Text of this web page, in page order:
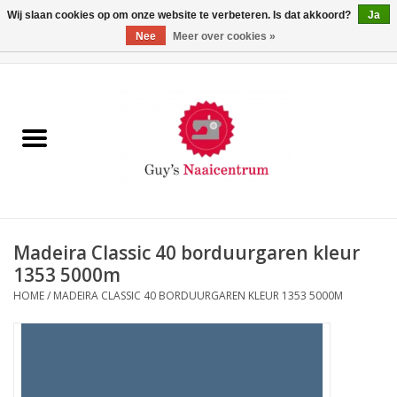
Machines
Paspoppen
Madeira Classic 40 borduurgaren kleur
1353 5000m
HOME/ MADEIRA CLASSIC 40 BORDUURGAREN KLEUR 1353 5000M
Wij slaan cookies op om onze website te verbeteren. Is dat akkoord?
Ja
Nee
Meer over cookies »